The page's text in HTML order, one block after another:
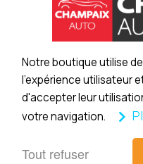
Notre boutique utilise
l'expérience utilisateur
d'accepter leur
votre navigation.
chevron_right
Tout refuser
EST